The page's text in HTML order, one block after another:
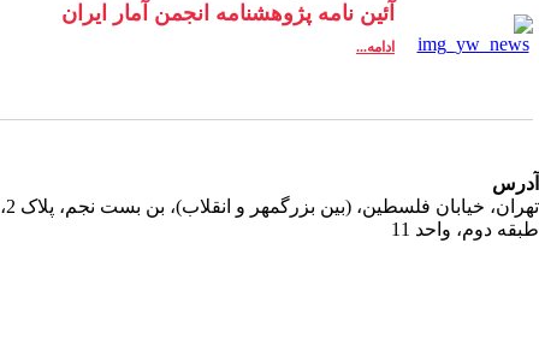
آئین نامه پژوهشنامه انجمن آمار ایران
ادامه...
تهران، خیابان فلسطین، (بین بزرگمهر و انقلاب)، بن بست نجم، پلاک 2،
دوم، واحد 11